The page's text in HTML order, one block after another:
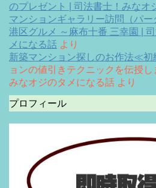
のプレゼント | 司法書士！みなオ
マンションギャラリー訪問（パ
港区グルメ ～麻布十番 三幸園 |
メになる話 より
新築マンション探しのお作法≪
ョンの値引きテクニックを伝授
みなオジのタメになる話 より
プロフィール